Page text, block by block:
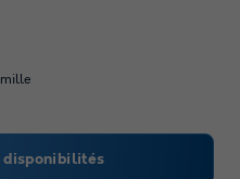
disponibilités